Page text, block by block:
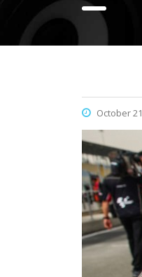
October